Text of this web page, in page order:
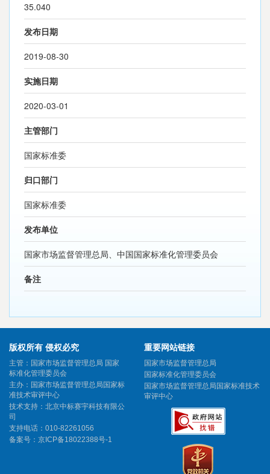
35.040
发布日期
2019-08-30
实施日期
2020-03-01
主管部门
国家标准委
归口部门
国家标准委
发布单位
国家市场监督管理总局、中国国家标准化管理委员会
备注
版权所有 侵权必究
主管：国家市场监督管理总局 国家
标准化管理委员会
主办：国家市场监督管理总局国家标
准技术审评中心
技术支持：北京中标赛宇科技有限公
司
支持电话：010-82261056
备案号： 京ICP备18022388号-1
重要网站链接
国家市场监督管理总局
国家标准化管理委员会
国家市场监督管理总局国家标准技术
审评中心